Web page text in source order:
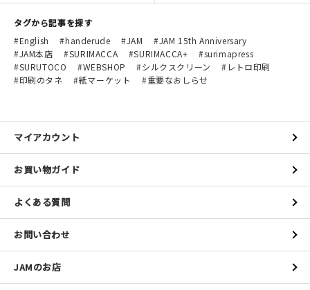
タグから記事を探す
English
handerude JAM
JAM 15th Anniversary
JAM本店
SURIMACCA SURIMACCA+
surimapress
SURUTOCO
WEBSHOP シルクスクリーン
レトロ印刷
印刷のタネ
紙マーケット 重要なおしらせ
マイアカウント
お買い物ガイド
よくある質問
お問い合わせ
JAMのお店